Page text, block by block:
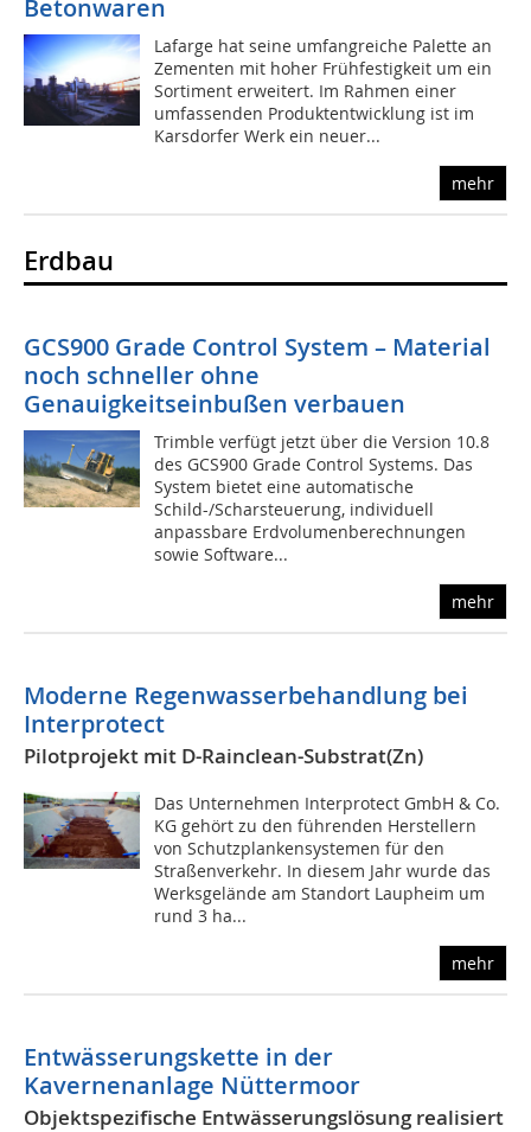
Betonwaren
Lafarge hat seine umfangreiche Palette an
Zementen mit hoher Frühfestigkeit um ein
Sortiment erweitert. Im Rahmen einer
umfassenden Produktentwicklung ist im
Karsdorfer Werk ein neuer...
mehr
Erdbau
GCS900 Grade Control System – Material
noch schneller ohne
Genauigkeitseinbußen verbauen
Trimble verfügt jetzt über die Version 10.8
des GCS900 Grade Control Systems. Das
System bietet eine automatische
Schild-/Scharsteuerung, individuell
anpassbare Erdvolumenberechnungen
sowie Software...
mehr
Moderne Regenwasserbehandlung bei
Interprotect
Pilotprojekt mit D-Rainclean-Substrat(Zn)
Das Unternehmen Interprotect GmbH & Co.
KG gehört zu den führenden Herstellern
von Schutzplankensystemen für den
Straßenverkehr. In diesem Jahr wurde das
Werksgelände am Standort Laupheim um
rund 3 ha...
mehr
Entwässerungskette in der
Kavernenanlage Nüttermoor
Objektspezifische Entwässerungslösung realisiert